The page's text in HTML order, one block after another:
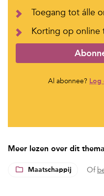
Toegang tot álle
Korting op online
Al abonnee? Log
Meer lezen over dit
Maatschappij Of